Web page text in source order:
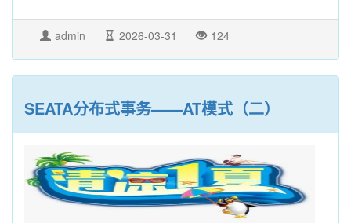
admin 2026-03-31 124
SEATA分布式事务——AT模式（二）